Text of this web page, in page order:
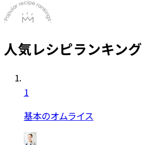
人気レシピランキング
1
基本のオムライス